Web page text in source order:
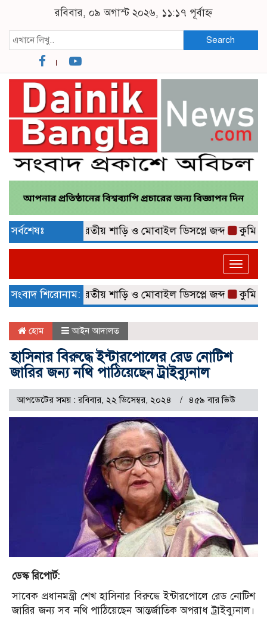
রবিবার, ০৯ অগাস্ট ২০২৬, ১১:১৭ পূর্বাহ্ন
Search
সর্বশেষঃ
লাখ টাকার ভারতীয় শাড়ি ও মোবাইল ডিসপ্লে জব্দ কুমিল্লা
Toggle
সংবাদ শিরোনাম:
লাখ টাকার ভারতীয় শাড়ি ও মোবাইল ডিসপ্লে জব্দ কুমিল্লা
হোম আইন আদালত
হাসিনার বিরুদ্ধে ইন্টারপোলের রেড নোটিশ
জারির জন্য নথি পাঠিয়েছেন ট্রাইব্যুনাল
আপডেটের সময় : রবিবার, ২২ ডিসেম্বর, ২০২৪ ৪৫৯ বার ভিউ
ডেস্ক রিপোর্ট:
সাবেক প্রধানমন্ত্রী শেখ হাসিনার বিরুদ্ধে ইন্টারপোলে রেড নোটিশ
জারির জন্য সব নথি পাঠিয়েছেন আন্তর্জাতিক অপরাধ ট্রাইব্যুনাল।